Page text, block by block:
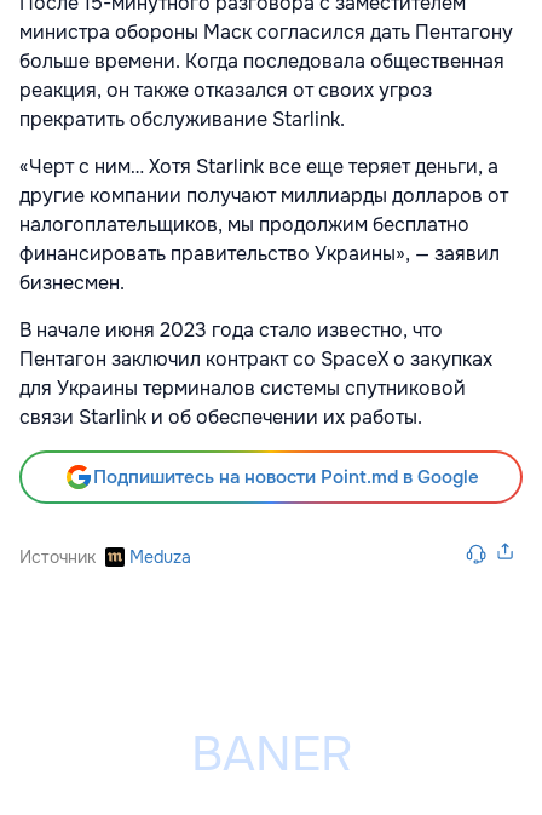
министра обороны Маск согласился дать Пентагону
больше времени. Когда последовала общественная
реакция, он также отказался от своих угроз
прекратить обслуживание Starlink.
«Черт с ним… Хотя Starlink все еще теряет деньги, а
другие компании получают миллиарды долларов от
налогоплательщиков, мы продолжим бесплатно
финансировать правительство Украины», — заявил
бизнесмен.
В начале июня 2023 года стало известно, что
Пентагон заключил контракт со SpaceX о закупках
для Украины терминалов системы спутниковой
связи Starlink и об обеспечении их работы.
Подпишитесь на новости Point.md в Google
Источник Meduza